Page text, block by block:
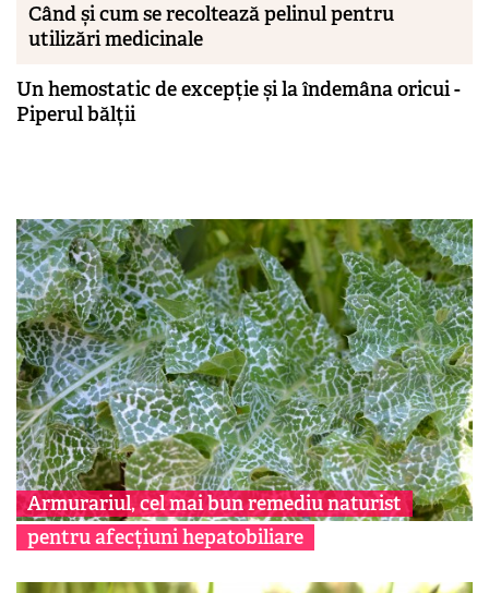
Când și cum se recoltează pelinul pentru
utilizări medicinale
Un hemostatic de excepție și la îndemâna oricui -
Piperul bălții
Armurariul, cel mai bun remediu naturist
pentru afecțiuni hepatobiliare